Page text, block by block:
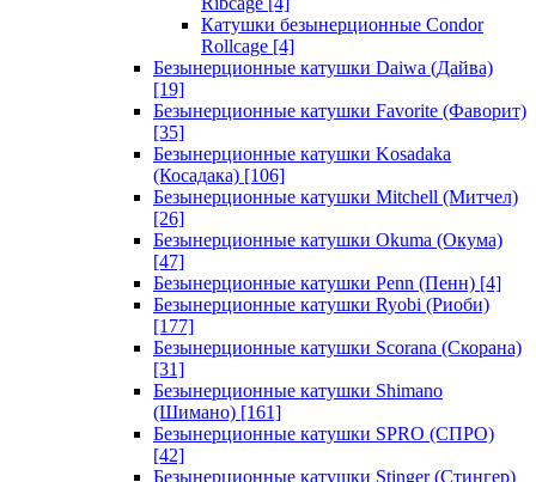
Катушки безынерционные Condor
Rollcage [4]
Безынерционные катушки Daiwa (Дайва)
[19]
Безынерционные катушки Favorite (Фаворит)
[35]
Безынерционные катушки Kosadaka
(Косадака) [106]
Безынерционные катушки Mitchell (Митчел)
[26]
Безынерционные катушки Okuma (Окума)
[47]
Безынерционные катушки Penn (Пенн) [4]
Безынерционные катушки Ryobi (Риоби)
[177]
Безынерционные катушки Scorana (Скорана)
[31]
Безынерционные катушки Shimano
(Шимано) [161]
Безынерционные катушки SPRO (СПРО)
[42]
Безынерционные катушки Stinger (Стингер)